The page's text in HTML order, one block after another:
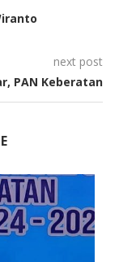
next post
PAN Keberatan